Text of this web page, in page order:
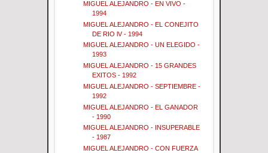
MIGUEL ALEJANDRO - EN VIVO -
1994
MIGUEL ALEJANDRO - EL CONEJITO
DE RIO lV - 1994
MIGUEL ALEJANDRO - UN ELEGIDO -
1993
MIGUEL ALEJANDRO - 15 GRANDES
EXITOS - 1992
MIGUEL ALEJANDRO - SEPTIEMBRE -
1992
MIGUEL ALEJANDRO - EL GANADOR
- 1990
MIGUEL ALEJANDRO - INSUPERABLE
- 1987
MIGUEL ALEJANDRO - CON FUERZA